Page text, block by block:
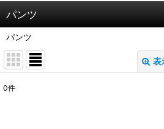
パンツ
パンツ
表
0件